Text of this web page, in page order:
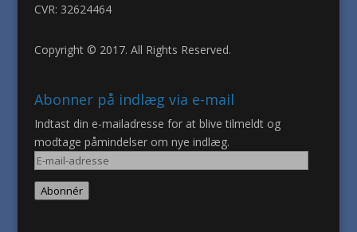
CVR: 32624464
Copyright © 2017. All Rights Reserved.
Abonner på indlæg via e-mail
Indtast din e-mailadresse for at blive tilmeldt og
modtage påmindelser om nye indlæg.
E-
adresse
Abonnér